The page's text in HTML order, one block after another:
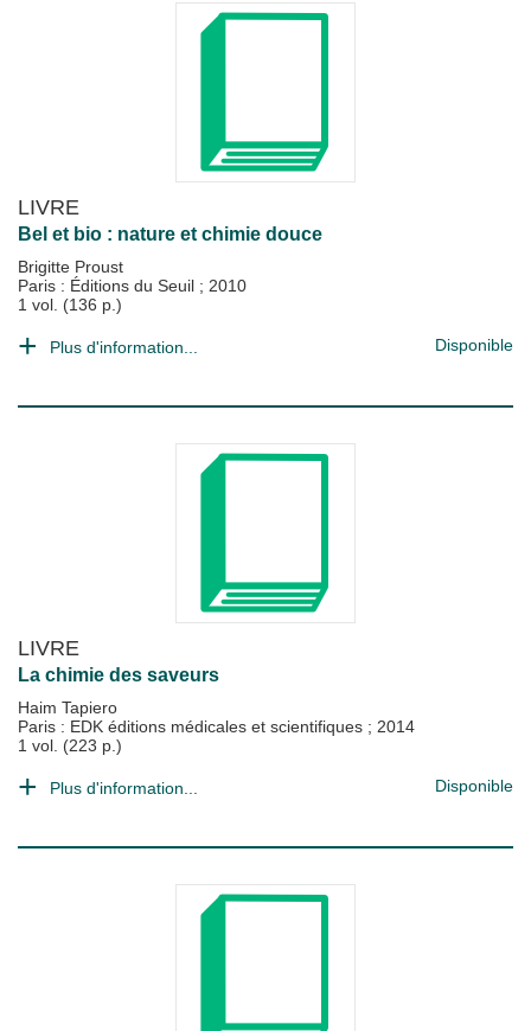
LIVRE
Bel et bio : nature et chimie douce
Brigitte Proust
Paris : Éditions du Seuil ; 2010
1 vol. (136 p.)
Plus d'information... Disponible
LIVRE
La chimie des saveurs
Haim Tapiero
Paris : EDK éditions médicales et scientifiques ; 2014
1 vol. (223 p.)
Plus d'information... Disponible